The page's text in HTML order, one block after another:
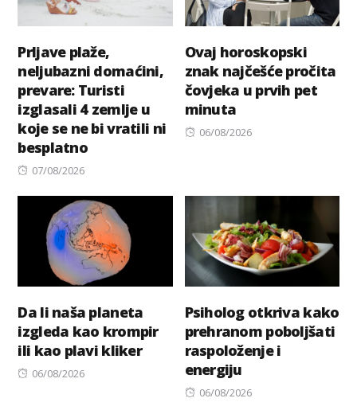
Prljave plaže,
neljubazni domaćini,
prevare: Turisti
izglasali 4 zemlje u
koje se ne bi vratili ni
besplatno
Posted
07/08/2026
Ovaj horoskopski
znak najčešće pročita
čovjeka u prvih pet
minuta
Posted
06/08/2026
Da li naša planeta
izgleda kao krompir
ili kao plavi kliker
Posted
06/08/2026
Psiholog otkriva kako
prehranom poboljšati
raspoloženje i
energiju
Posted
06/08/2026